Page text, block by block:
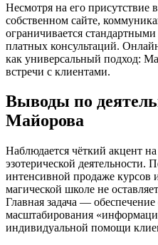
Несмотря на его присутствие
собственном сайте,
ограничивается
платных консультаций.
как универсальный подход:
встречи с клиентами.
Выводы по
Майорова
Наблюдается чёткий акцент
эзотерической деятельности.
интенсивной продаже курсов
магической школе не
Главная задача —
масштабирования
индивидуальной помощи